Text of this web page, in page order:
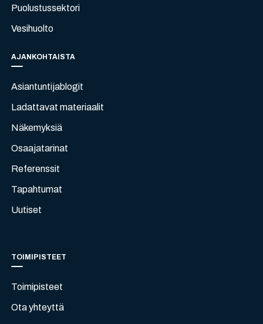
Puolustussektori
Vesihuolto
AJANKOHTAISTA
Asiantuntijablogit
Ladattavat materiaalit
Näkemyksiä
Osaajatarinat
Referenssit
Tapahtumat
Uutiset
TOIMIPISTEET
Toimipisteet
Ota yhteyttä